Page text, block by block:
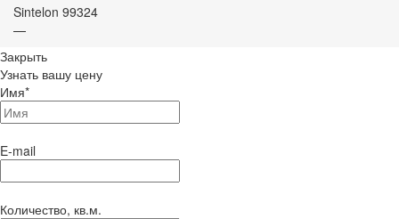
Sintelon 99324
—
Закрыть
Узнать вашу цену
Имя*
E-mail
Количество, кв.м.